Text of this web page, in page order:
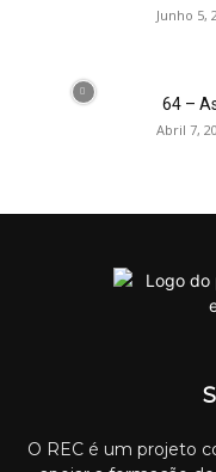
Junho 5,
64 –
Abril 7,
O REC é um projeto